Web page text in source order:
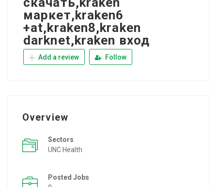
маркет,kraken6
+at,kraken8,kraken
darknet,kraken вход
Add a review Follow
Overview
Sectors
UNC Health
Posted Jobs